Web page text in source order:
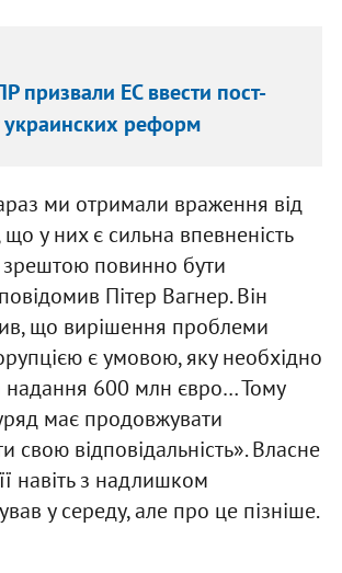
призвали ЕС ввести пост-
украинских реформ
ми отримали враження від
у них є сильна впевненість
повинно бути
Пітер Вагнер. Він
що вирішення проблеми
є умовою, яку необхідно
надання 600 млн євро… Тому
має продовжувати
свою відповідальність». Власне
навіть з надлишком
у середу, але про це пізніше.